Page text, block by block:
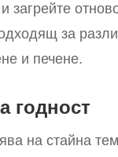
загрейте
за
и печене.
годност
на стайна